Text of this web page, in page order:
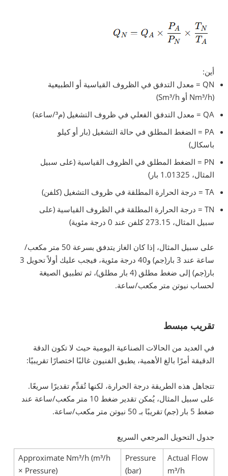
أين:
QN = معدل التدفق في الظروف القياسية أو الطبيعية
(Nm³/h أو Sm³/h)
QA = معدل التدفق الفعلي في ظروف التشغيل (م³/ساعة)
PA = الضغط المطلق في حالة التشغيل (بار أو كيلو
باسكال)
PN = الضغط المطلق في الظروف القياسية (على سبيل
المثال، 1.01325 بار)
TA = درجة الحرارة المطلقة في ظروف التشغيل (كلفن)
TN = درجة الحرارة المطلقة في الظروف القياسية (على
سبيل المثال، 273.15 كلفن عند 0 درجة مئوية)
على سبيل المثال، إذا كان الغاز يتدفق بسرعة 50 متر مكعب/
ساعة عند 3 بار(جم) و40 درجة مئوية، فيجب عليك أولاً تحويل 3
بار(جم) إلى ضغط مطلق (4 بار مطلق)، ثم تطبيق الصيغة
لحساب نيوتن متر مكعب/ساعة.
تقريب مبسط
في العديد من الحالات الصناعية اليومية حيث لا تكون الدقة
الدقيقة أمرًا بالغ الأهمية، يطبق الفنيون غالبًا اختصارًا تقريبيًا:
تتجاهل هذه الطريقة درجة الحرارة، لكنها تُقدِّم تقديرًا سريعًا.
على سبيل المثال، يُمكن تقدير ضغط 10 متر مكعب/ساعة عند
ضغط 5 بار (جم) تقريبًا بـ 50 نيوتن متر مكعب/ساعة.
جدول التحويل المرجعي السريع
Actual Flow
m³/h
Pressure
(bar)
Approximate Nm³/h (m³/h
× Pressure)